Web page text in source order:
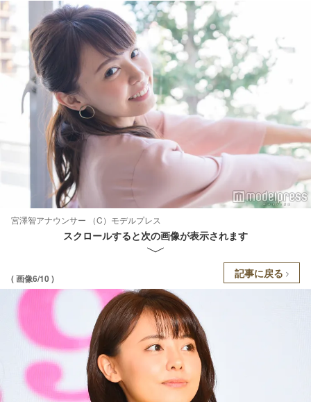
宮澤智アナウンサー （C）モデルプレス
スクロールすると次の画像が表示されます
( 画像6/10 ) 記事に戻る